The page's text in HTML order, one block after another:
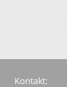
Kontakt: